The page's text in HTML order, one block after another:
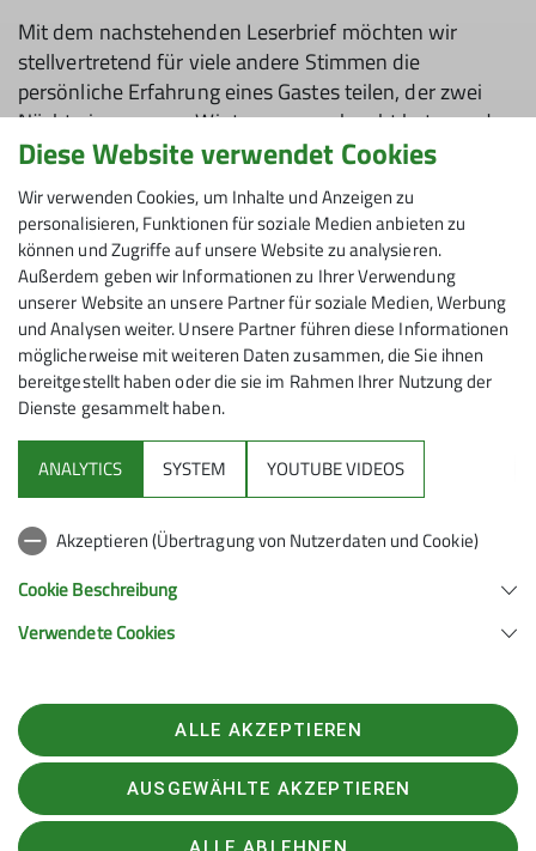
Mit dem nachstehenden Leserbrief möchten wir
stellvertretend für viele andere Stimmen die
persönliche Erfahrung eines Gastes teilen, der zwei
Nächte in unserem Winterraum verbracht hat – und
dabei die besondere Atmosphäre und Freiheit in den
»Servus zusammen,
ich möchte mich bei euch bedanken, dass ihr so einen
schönen Winterraum bereitstellt. Wir waren zwei
Nächte vor Ort (Geld ist überwiesen) und haben den
Diese Website verwendet Cookies
Wir verwenden Cookies, um Inhalte und Anzeigen zu
personalisieren, Funktionen für soziale Medien anbieten zu
können und Zugriffe auf unsere Website zu analysieren.
Außerdem geben wir Informationen zu Ihrer Verwendung
unserer Website an unsere Partner für soziale Medien, Werbung
und Analysen weiter. Unsere Partner führen diese Informationen
möglicherweise mit weiteren Daten zusammen, die Sie ihnen
bereitgestellt haben oder die sie im Rahmen Ihrer Nutzung der
Dienste gesammelt haben.
ANALYTICS SYSTEM YOUTUBE VIDEOS
Akzeptieren (Übertragung von Nutzerdaten und Cookie)
Cookie Beschreibung
Verwendete Cookies
ALLE AKZEPTIEREN
AUSGEWÄHLTE AKZEPTIEREN